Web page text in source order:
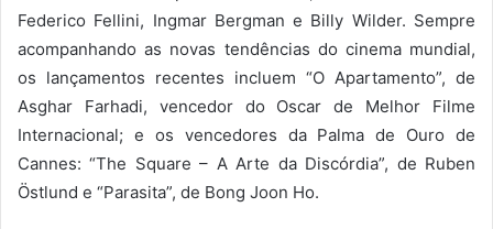
Federico Fellini, Ingmar Bergman e Billy Wilder. Sempre
acompanhando as novas tendências do cinema mundial,
os lançamentos recentes incluem “O Apartamento”, de
Asghar Farhadi, vencedor do Oscar de Melhor Filme
Internacional; e os vencedores da Palma de Ouro de
Cannes: “The Square – A Arte da Discórdia”, de Ruben
Östlund e “Parasita”, de Bong Joon Ho.